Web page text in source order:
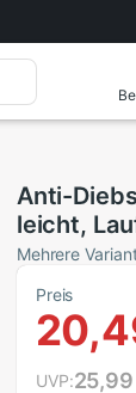
Anti-
leicht,
große
Mehrere
Preis
UVP: